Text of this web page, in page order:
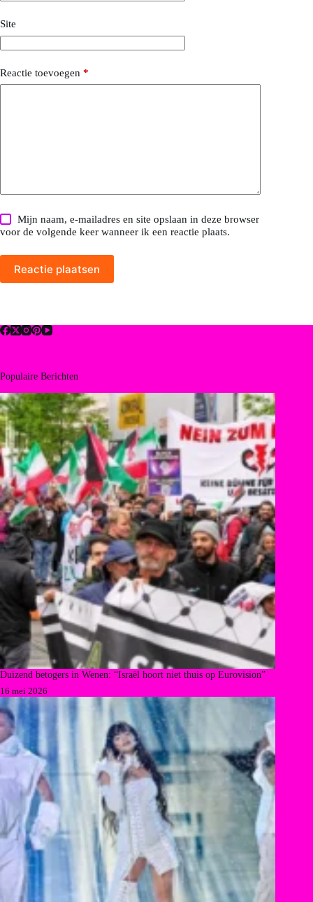
Site
Reactie toevoegen *
Mijn naam, e-mailadres en site opslaan in deze browser
voor de volgende keer wanneer ik een reactie plaats.
Reactie plaatsen
Populaire Berichten
Duizend betogers in Wenen: “Israël hoort niet thuis op Eurovision”
16 mei 2026